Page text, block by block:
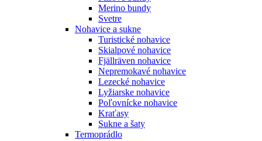
Merino bundy
Svetre
Nohavice a sukne
Turistické nohavice
Skialpové nohavice
Fjällräven nohavice
Nepremokavé nohavice
Lezecké nohavice
Lyžiarske nohavice
Poľovnícke nohavice
Kraťasy
Sukne a šaty
Termoprádlo